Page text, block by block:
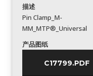
描述
Pin Clamp_M-
MM_MTP®_Universal
产品图纸
C17799.PDF